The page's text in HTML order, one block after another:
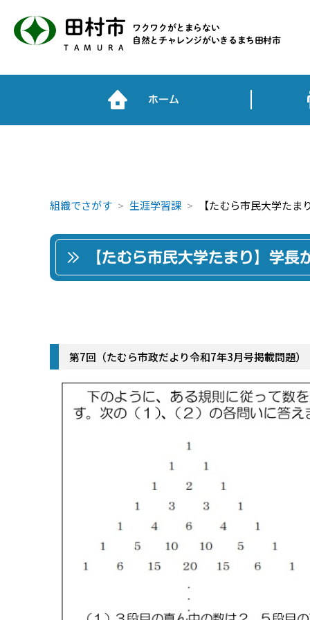
田村市
TAMURA
ワクワクがとまらない
自然とチャレンジがいきるまち田村市
ホーム
組織でさがす 生涯学習課 【たむら市民大学た
【たむら市民大学たまり】学
第7回（たむら市政だより令和7年3月号掲載問題）